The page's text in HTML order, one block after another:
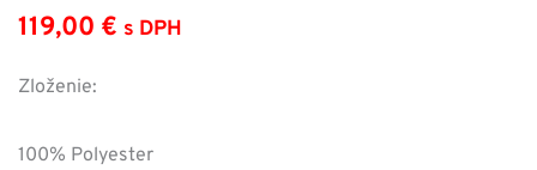
119,00 € s DPH
Zloženie:
100% Polyester